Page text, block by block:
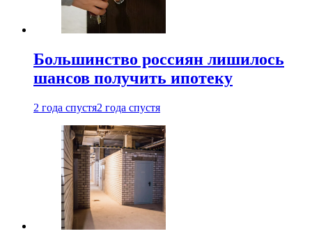
Большинство россиян лишилось
шансов получить ипотеку
2 года спустя2 года спустя